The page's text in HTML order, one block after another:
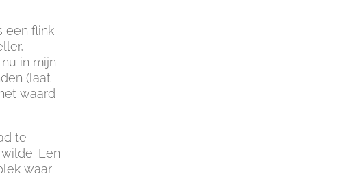
een flink
in mijn
(laat
waard
te
Een
waar